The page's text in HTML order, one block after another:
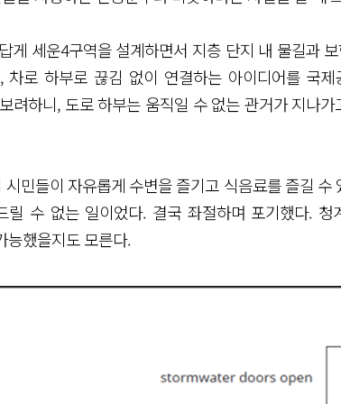
게 세운4구역을 설계하면서 지층 단지 내 물길과
로 하부로 끊김 없이 연결하는 아이디어를 국제
려하니, 도로 하부는 움직일 수 없는 관거가 지나
민들이 자유롭게 수변을 즐기고 식음료를 즐길 수
릴 수 없는 일이었다. 결국 좌절하며 포기했다. 청
능했을지도 모른다.